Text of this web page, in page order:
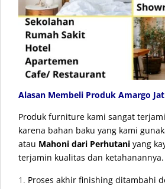
Alasan Membeli Produk Amargo
Produk furniture kami sangat
karena bahan baku yang kami
atau Mahoni dari Perhutani yang
terjamin kualitas dan ketahanannya.
Proses akhir finishing ditambahi